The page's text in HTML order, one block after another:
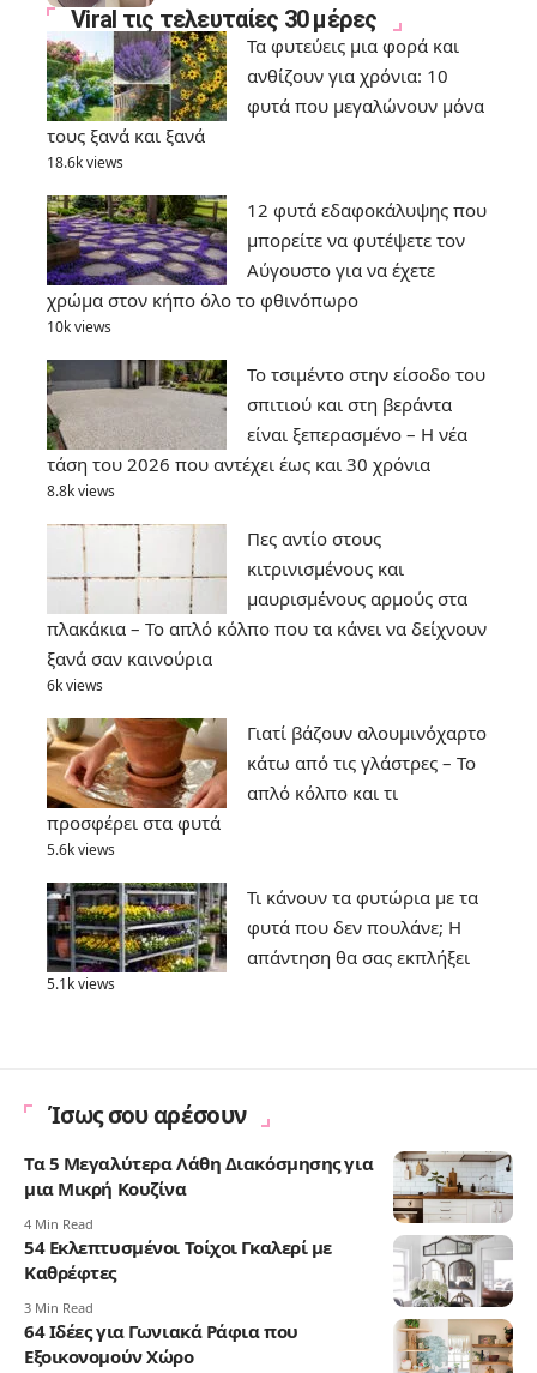
Viral τις τελευταίες 30 μέρες
Τα φυτεύεις μια φορά και
ανθίζουν για χρόνια: 10
φυτά που μεγαλώνουν μόνα
τους ξανά και ξανά
18.6k views
12 φυτά εδαφοκάλυψης που
μπορείτε να φυτέψετε τον
Αύγουστο για να έχετε
χρώμα στον κήπο όλο το φθινόπωρο
10k views
Το τσιμέντο στην είσοδο του
σπιτιού και στη βεράντα
είναι ξεπερασμένο – Η νέα
τάση του 2026 που αντέχει έως και 30 χρόνια
8.8k views
Πες αντίο στους
κιτρινισμένους και
μαυρισμένους αρμούς στα
πλακάκια – Το απλό κόλπο που τα κάνει να δείχνουν
ξανά σαν καινούρια
6k views
Γιατί βάζουν αλουμινόχαρτο
κάτω από τις γλάστρες – Το
απλό κόλπο και τι
προσφέρει στα φυτά
5.6k views
Τι κάνουν τα φυτώρια με τα
φυτά που δεν πουλάνε; Η
απάντηση θα σας εκπλήξει
5.1k views
Ίσως σου αρέσουν
Τα 5 Μεγαλύτερα Λάθη Διακόσμησης για
μια Μικρή Κουζίνα
4 Min Read
54 Εκλεπτυσμένοι Τοίχοι Γκαλερί με
Καθρέφτες
3 Min Read
64 Ιδέες για Γωνιακά Ράφια που
Εξοικονομούν Χώρο